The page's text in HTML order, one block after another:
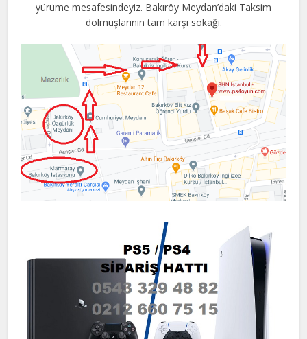
yürüme mesafesindeyiz. Bakıröy Meydan’daki Taksim
dolmuşlarının tam karşı sokağı.